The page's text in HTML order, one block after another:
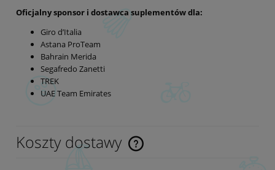
Oficjalny sponsor i dostawca suplementów dla:
Giro d’Italia
Astana ProTeam
Bahrain Merida
Segafredo Zanetti
TREK
UAE Team Emirates
Koszty dostawy
Cena nie zawiera ewentualnych kosztów płatności